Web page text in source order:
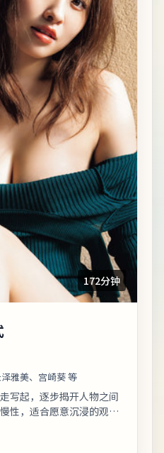
172分钟
雅美、宫崎葵 等
写起，逐步揭开人物之间
性，适合愿意沉浸的观
机可信的作品，值...